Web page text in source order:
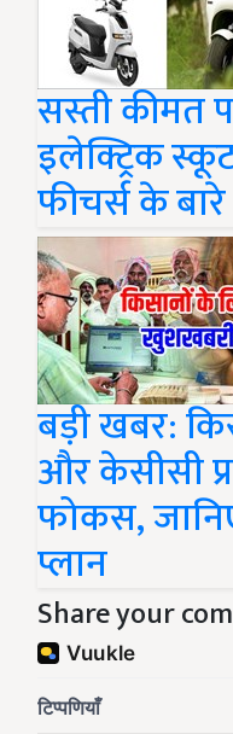
सस्ती कीमत
इलेक्ट्रिक
फीचर्स के
बड़ी खबर:
और केसीसी
फोकस,
प्लान
Share your